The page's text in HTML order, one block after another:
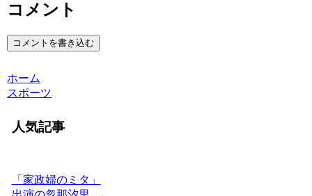
コメント
コメントを書き込む
ホーム
スポーツ
人気記事
「家政婦のミタ」